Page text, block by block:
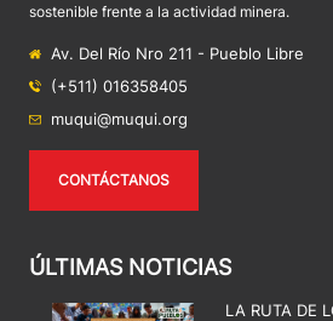
sostenible frente a la actividad minera.
Av. Del Río Nro 211 - Pueblo Libre
(+511) 016358405
muqui@muqui.org
CONTÁCTANOS
ÚLTIMAS NOTICIAS
LA RUTA DE